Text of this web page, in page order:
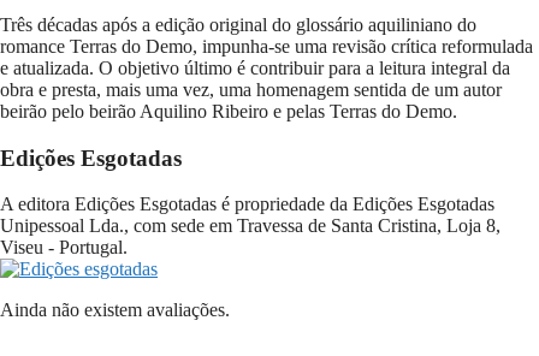
Três décadas após a edição original do glossário aquiliniano do
romance Terras do Demo, impunha-se uma revisão crítica reformulada
e atualizada. O objetivo último é contribuir para a leitura integral da
obra e presta, mais uma vez, uma homenagem sentida de um autor
beirão pelo beirão Aquilino Ribeiro e pelas Terras do Demo.
Edições Esgotadas
A editora Edições Esgotadas é propriedade da Edições Esgotadas
Unipessoal Lda., com sede em Travessa de Santa Cristina, Loja 8,
Viseu - Portugal.
Ainda não existem avaliações.